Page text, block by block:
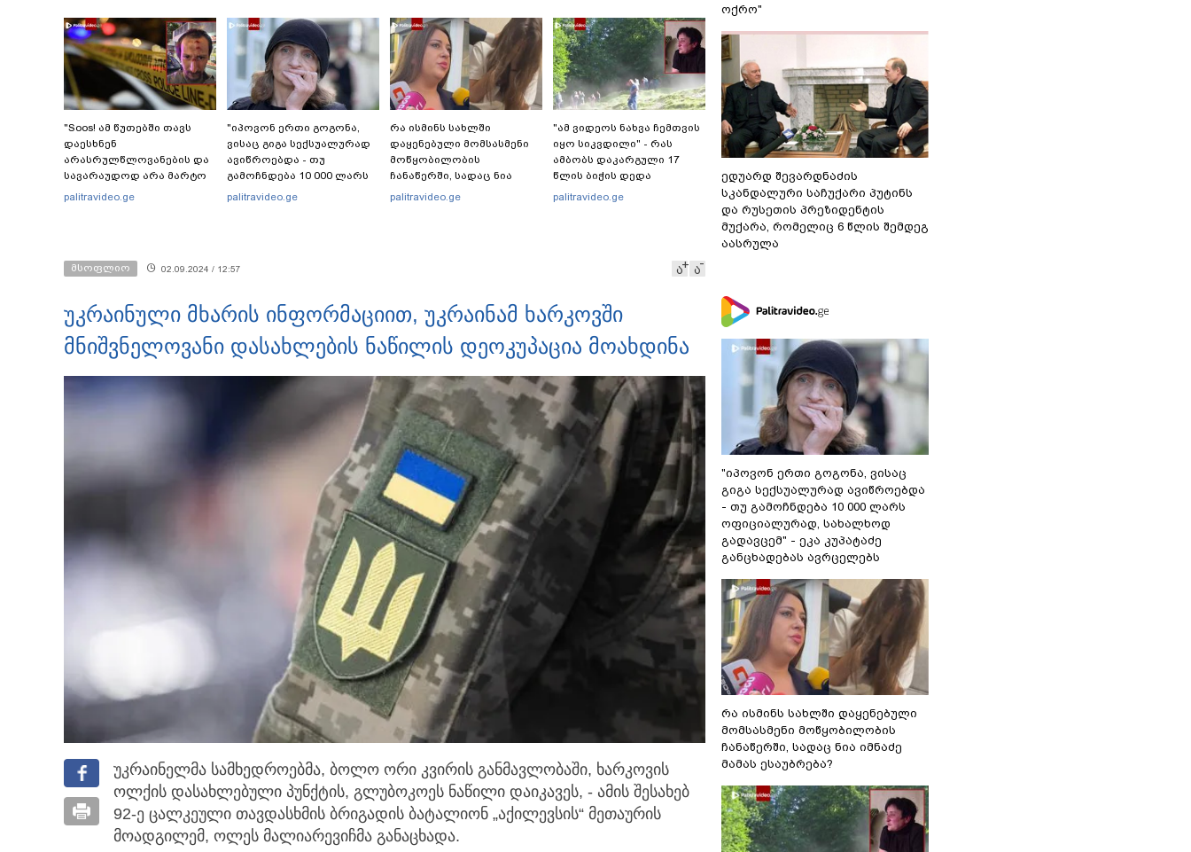
"Soos! ამ წუთებში თავს
დაესხნენ
არასრულწლოვანების და
სავარაუდოდ არა მარტო
არასრულწლოვანების
palitravideo.ge
"იპოვონ ერთი გოგონა,
ვისაც გიგა სექსუალურად
ავიწროებდა - თუ
გამოჩნდება 10 000 ლარს
ოფიციალურად,
palitravideo.ge
რა ისმინს სახლში
დაყენებული მომსასმენი
მოწყობილობის
ჩანაწერში, სადაც ნია
იმნაძე მამას ესაუბრება?
palitravideo.ge
"ამ ვიდეოს ნახვა ჩემთვის
იყო სიკვდილი" - რას
ამბობს დაკარგული 17
წლის ბიჭის დედა
ვიდეოკადრებზე, სადაც
palitravideo.ge
მსოფლიო 02.09.2024 / 12:57 ა ა
უკრაინული მხარის ინფორმაციით, უკრაინამ ხარკოვში
მნიშვნელოვანი დასახლების ნაწილის დეოკუპაცია მოახდინა
უკრაინელმა სამხედროებმა, ბოლო ორი კვირის განმავლობაში, ხარკოვის
ოლქის დასახლებული პუნქტის, გლუბოკოეს ნაწილი დაიკავეს, - ამის შესახებ
92-ე ცალკეული თავდასხმის ბრიგადის ბატალიონ „აქილევსის“ მეთაურის
მოადგილემ, ოლეს მალიარევიჩმა განაცხადა.
ოქრო"
ედუარდ შევარდნაძის
სკანდალური საჩუქარი პუტინს
და რუსეთის პრეზიდენტის
მუქარა, რომელიც 6 წლის შემდეგ
აასრულა
"იპოვონ ერთი გოგონა, ვისაც
გიგა სექსუალურად ავიწროებდა
- თუ გამოჩნდება 10 000 ლარს
ოფიციალურად, სახალხოდ
გადავცემ" - ეკა კუპატაძე
განცხადებას ავრცელებს
რა ისმინს სახლში დაყენებული
მომსასმენი მოწყობილობის
ჩანაწერში, სადაც ნია იმნაძე
მამას ესაუბრება?